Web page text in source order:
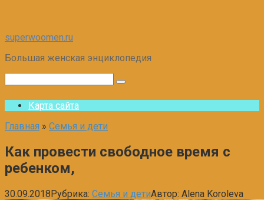
Перейти
контенту
superwoomen.ru
Большая женская энциклопедия
Карта сайта
Главная » Семья и дети
Как провести свободное время с
ребенком,
30.09.2018Рубрика: Семья и детиАвтор: Alena Koroleva